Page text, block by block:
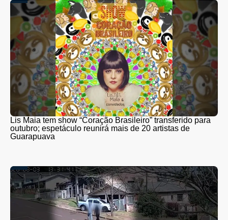
Lis Maia tem show “Coração Brasileiro” transferido para
outubro; espetáculo reunirá mais de 20 artistas de
Guarapuava